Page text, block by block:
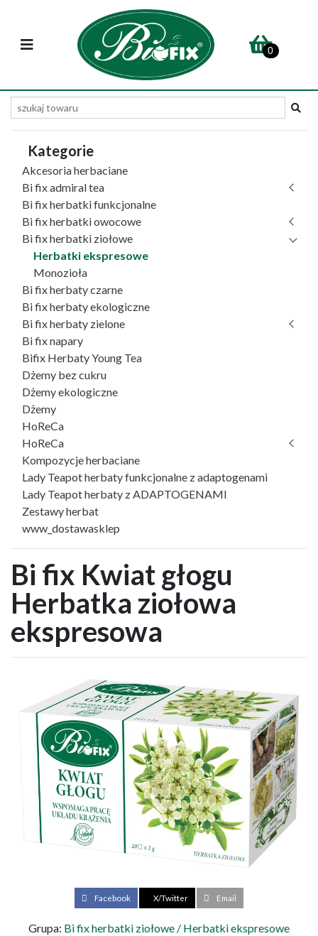
0
Kategorie
Akcesoria herbaciane
Bi fix admiral tea
Bi fix herbatki funkcjonalne
Bi fix herbatki owocowe
Bi fix herbatki ziołowe
Herbatki ekspresowe
Monozioła
Bi fix herbaty czarne
Bi fix herbaty ekologiczne
Bi fix herbaty zielone
Bi fix napary
Bifix Herbaty Young Tea
Dżemy bez cukru
Dżemy ekologiczne
Dżemy
HoReCa
HoReCa
Kompozycje herbaciane
Lady Teapot herbaty funkcjonalne z adaptogenami
Lady Teapot herbaty z ADAPTOGENAMI
Zestawy herbat
www_dostawasklep
Bi fix Kwiat głogu
Herbatka ziołowa
ekspresowa
Facebook X/Twitter Email
Grupa: Bi fix herbatki ziołowe / Herbatki ekspresowe